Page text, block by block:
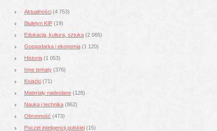
Aktualności (4 753)
Biuletyn KIP (19)
Edukacja, kultura, sztuka (2 065)
Gospodarka i ekonomia (1 120)
Historia (1 053)
Inne tematy (376)
Książki (71)
Materiały nadesłane (128)
Nauka i technika (862)
Obronność (473)
Poczet inteligencji polskiej (15)